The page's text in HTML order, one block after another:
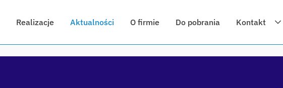
Realizacje Aktualności O firmie Do pobrania Kontakt